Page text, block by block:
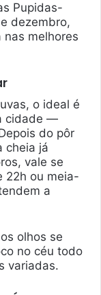
Pupidas-
dezembro,
nas melhores
o ideal é
cidade —
do pôr
cheia já
vale se
22h ou meia-
a
olhos se
no céu todo
variadas.